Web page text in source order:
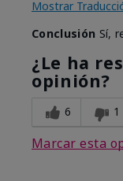
Mostrar
Conclusión Sí,
¿Le ha
opinión?
6 1
Marcar esta